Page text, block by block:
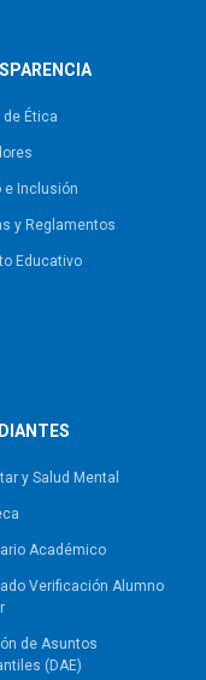
de Ética
e Inclusión
y Reglamentos​
Educativo
y Salud Mental
Académico
Verificación Alumno
de Asuntos
(DAE)